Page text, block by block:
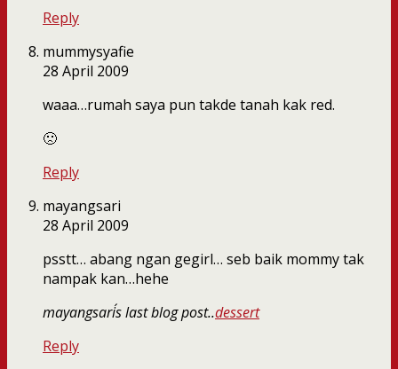
Reply
mummysyafie
28 April 2009
waaa…rumah saya pun takde tanah kak red.
🙁
Reply
mayangsari
28 April 2009
psstt… abang ngan gegirl… seb baik mommy tak
nampak kan…hehe
mayangsari´s last blog post..dessert
Reply